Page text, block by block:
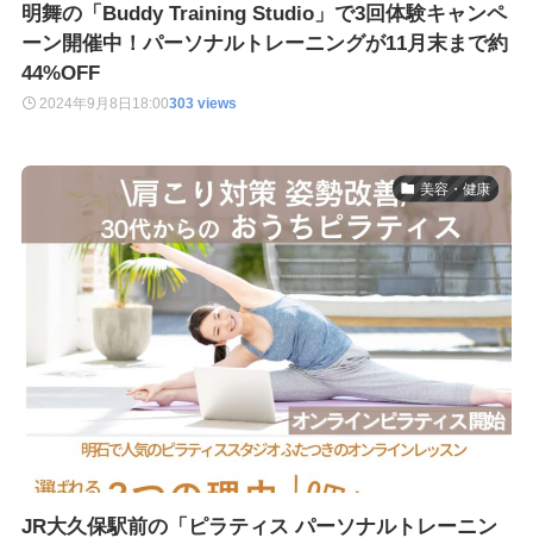
明舞の「Buddy Training Studio」で3回体験キャンペ
ーン開催中！パーソナルトレーニングが11月末まで約
44%OFF
2024年9月8日 18:00303 views
美容・健康
JR大久保駅前の「ピラティス パーソナルトレーニン